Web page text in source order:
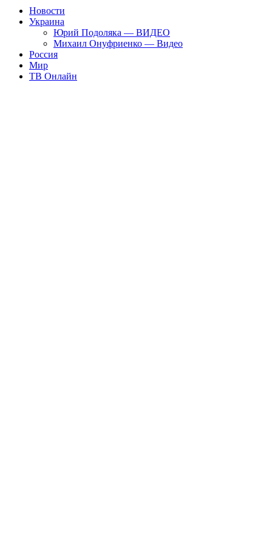
Новости
Украина
Юрий Подоляка — ВИДЕО
Михаил Онуфриенко — Видео
Россия
Мир
ТВ Онлайн